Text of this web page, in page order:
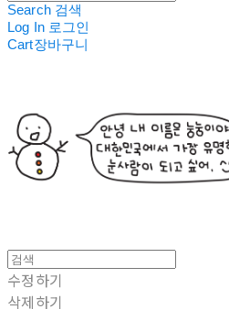
Search 검색
Log In 로그인
Cart장바구니
수정하기
삭제하기